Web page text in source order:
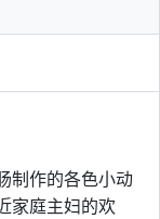
制作的各色小动
家庭主妇的欢